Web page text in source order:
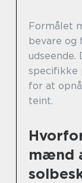
Formålet
bevare og
udseende.
specifikke
for at
teint.
mænd